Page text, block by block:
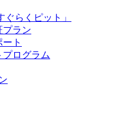
らくピット」
プラン
ト
プログラム